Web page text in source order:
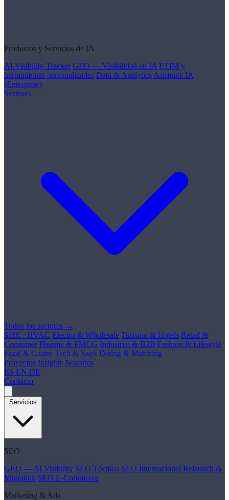
Productos y Servicios de IA
AI Visibility Tracker GEO — Visibilidad en IA ETIM y
herramientas personalizadas Data & Analytics Asistente IA
(Enterprise)
Sectores
Todos los sectores →
SHK / HVAC Electro & Wholesale Turismo & Hotels Retail &
Consumer Pharma & FMCG Industrial & B2B Fashion & Lifestyle
Food & Gastro Tech & SaaS Dating & Matching
Proyectos Insights Nosotros
ES EN DE
Contacto
Servicios
SEO
GEO — AI Visibility SEO Técnico SEO Internacional Relaunch &
Migration SEO E-Commerce
Marketing & Ads